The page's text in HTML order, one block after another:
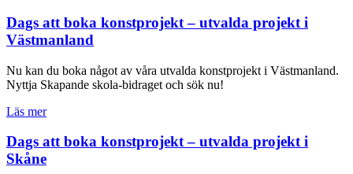
Dags att boka konstprojekt – utvalda projekt i
Västmanland
Nu kan du boka något av våra utvalda konstprojekt i Västmanland.
Nyttja Skapande skola-bidraget och sök nu!
Läs mer
Dags att boka konstprojekt – utvalda projekt i
Skåne